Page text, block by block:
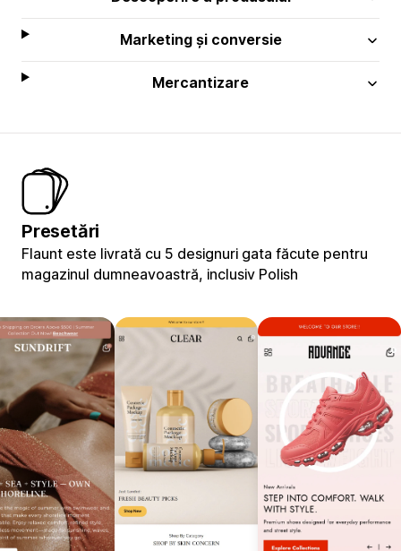
Marketing și conversie
Mercantizare
Presetări
Flaunt este livrată cu 5 designuri gata făcute pentru
magazinul dumneavoastră, inclusiv Polish